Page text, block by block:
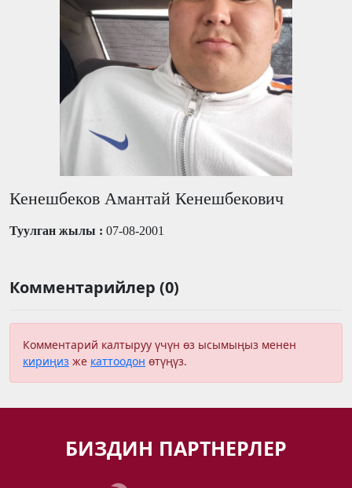
Кенешбеков Амантай Кенешбекович
Туулган жылы : 07-08-2001
Комментарийлер (0)
Комментарий калтыруу үчүн өз ысымыңыз менен
кириңиз же каттоодон өтүңүз.
БИЗДИН ПАРТНЕРЛЕР